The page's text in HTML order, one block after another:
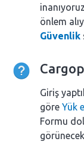
önlem
Güvenlik
Giriş
göre Yük
Formu